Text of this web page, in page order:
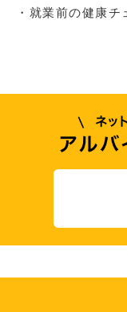
・就業前の健康